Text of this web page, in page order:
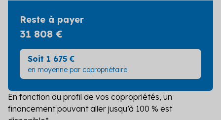
Reste à payer
31 808 €
Soit 1 675 €
en moyenne par copropriétaire
En fonction du profil de vos copropriétés, un
financement pouvant aller jusqu’à 100 % est